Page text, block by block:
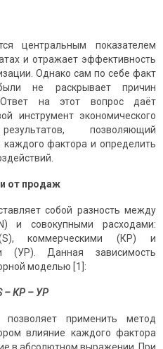
центральным показателем
и отражает эффективность
Однако сам по себе факт
не раскрывает причин
на этот вопрос даёт
инструмент экономического
позволяющий
фактора и определить
от продаж
собой разность между
и совокупными расходами:
коммерческими (КР) и
(УР). Данная зависимость
моделью [1]:
– КР – УР
применить метод
влияние каждого фактора